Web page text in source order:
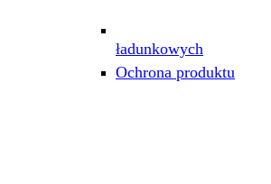
ładunkowych
Ochrona produktu